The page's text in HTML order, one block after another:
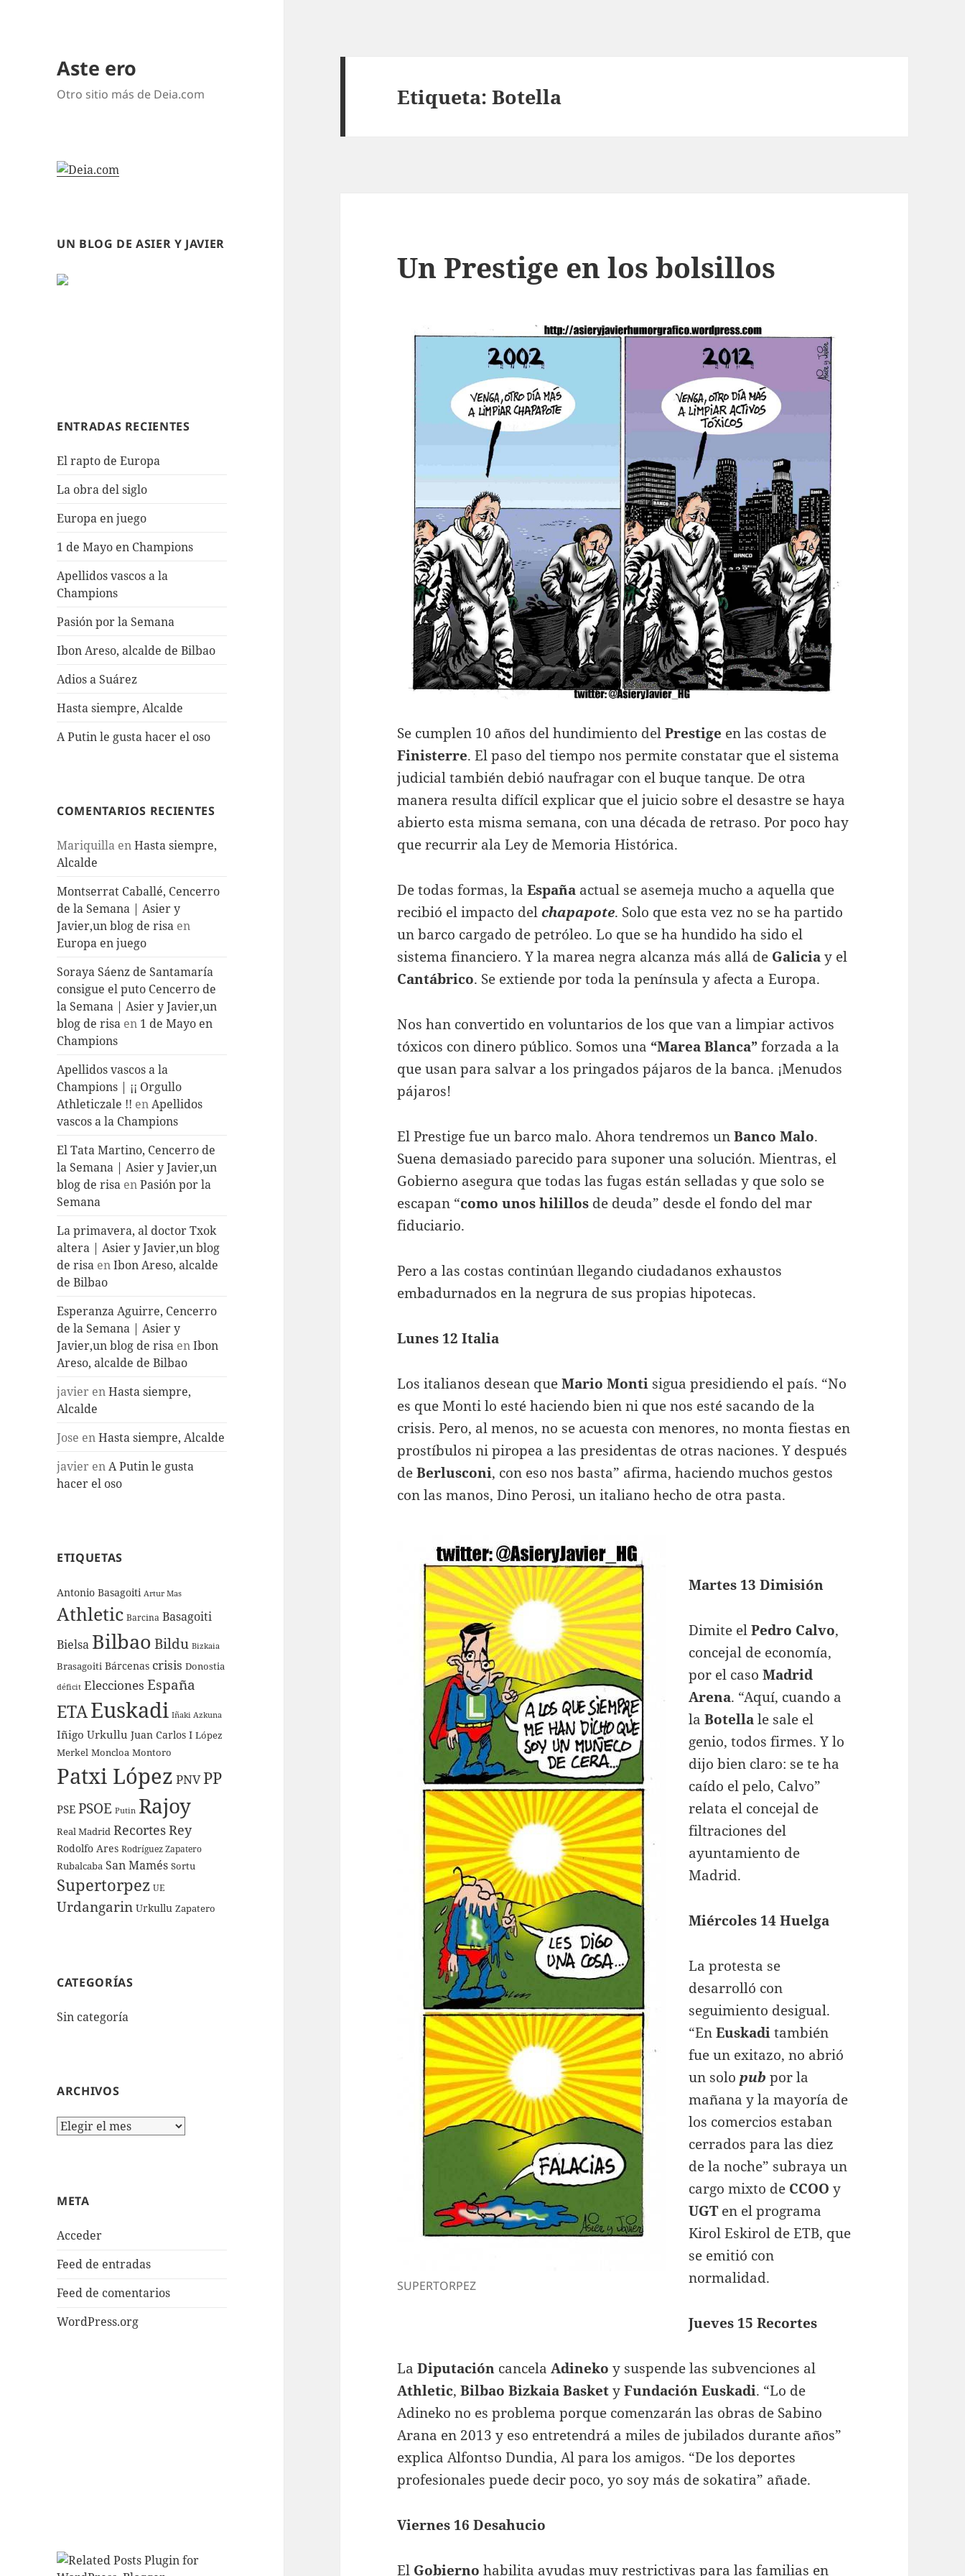
Aste ero
Otro sitio más de Deia.com
UN BLOG DE ASIER Y JAVIER
ENTRADAS RECIENTES
El rapto de Europa
La obra del siglo
Europa en juego
1 de Mayo en Champions
Apellidos vascos a la
Champions
Pasión por la Semana
Ibon Areso, alcalde de Bilbao
Adios a Suárez
Hasta siempre, Alcalde
A Putin le gusta hacer el oso
COMENTARIOS RECIENTES
Mariquilla enHasta siempre,
Alcalde
Montserrat Caballé, Cencerro
de la Semana | Asier y
Javier,un blog de risa en
Europa en juego
Soraya Sáenz de Santamaría
consigue el puto Cencerro de
la Semana | Asier y Javier,un
blog de risa en 1 de Mayo en
Champions
Apellidos vascos a la
Champions | ¡¡ Orgullo
Athleticzale !! enApellidos
vascos a la Champions
El Tata Martino, Cencerro de
la Semana | Asier y Javier,un
blog de risa enPasión por la
Semana
La primavera, al doctor Txok
altera | Asier y Javier,un blog
de risa enIbon Areso, alcalde
de Bilbao
Esperanza Aguirre, Cencerro
de la Semana | Asier y
Javier,un blog de risa enIbon
Areso, alcalde de Bilbao
javier enHasta siempre,
Alcalde
Jose enHasta siempre, Alcalde
javier enA Putin le gusta
hacer el oso
ETIQUETAS
Antonio Basagoiti Artur Mas
Athletic Barcina Basagoiti
Bielsa Bilbao Bildu Bizkaia
Brasagoiti Bárcenas crisis Donostia
déficit Elecciones España
ETAEuskadi Iñaki Azkuna
Iñigo Urkullu Juan Carlos I López
Merkel Moncloa Montoro
Patxi López PNVPP
PSE PSOE Putin Rajoy
Real Madrid RecortesRey
Rodolfo Ares Rodríguez Zapatero
Rubalcaba San Mamés Sortu
Supertorpez UE
Urdangarin Urkullu Zapatero
CATEGORÍAS
Sin categoría
ARCHIVOS
Archivos
META
Acceder
Feed de entradas
Feed de comentarios
WordPress.org
Etiqueta:Botella
Un Prestige en los bolsillos
Se cumplen 10 años del hundimiento delPrestige en las costas de
Finisterre. El paso del tiempo nos permite constatar que el sistema
judicial también debió naufragar con el buque tanque. De otra
manera resulta difícil explicar que el juicio sobre el desastre se haya
abierto esta misma semana, con una década de retraso. Por poco hay
que recurrir ala Ley de Memoria Histórica.
De todas formas, laEspaña actual se asemeja mucho a aquella que
recibió el impacto delchapapote. Solo que esta vez no se ha partido
un barco cargado de petróleo. Lo que se ha hundido ha sido el
sistema financiero. Y la marea negra alcanza más allá de Galiciay el
Cantábrico. Se extiende por toda la península y afecta a Europa.
Nos han convertido en voluntarios de los que van a limpiar activos
tóxicos con dinero público. Somos una “Marea Blanca”forzada a la
que usan para salvar a los pringados pájaros de la banca. ¡Menudos
pájaros!
El Prestige fue un barco malo. Ahora tendremos unBanco Malo.
Suena demasiado parecido para suponer una solución. Mientras, el
Gobierno asegura que todas las fugas están selladas y que solo se
escapan “como unos hilillos de deuda” desde el fondo del mar
fiduciario.
Pero a las costas continúan llegando ciudadanos exhaustos
embadurnados en la negrura de sus propias hipotecas.
Lunes 12 Italia
Los italianos desean queMario Monti sigua presidiendo el país. “No
es que Monti lo esté haciendo bien ni que nos esté sacando de la
crisis. Pero, al menos, no se acuesta con menores, no monta fiestas en
prostíbulos ni piropea a las presidentas de otras naciones. Y después
deBerlusconi, con eso nos basta” afirma, haciendo muchos gestos
con las manos, Dino Perosi, un italiano hecho de otra pasta.
SUPERTORPEZ
Martes 13 Dimisión
Dimite elPedro Calvo,
concejal de economía,
por el casoMadrid
Arena. “Aquí, cuando a
laBotellale sale el
genio, todos firmes. Y lo
dijo bien claro: se te ha
caído el pelo, Calvo”
relata el concejal de
filtraciones del
ayuntamiento de
Madrid.
Miércoles 14 Huelga
La protesta se
desarrolló con
seguimiento desigual.
“EnEuskaditambién
fue un exitazo, no abrió
un solopub por la
mañana y la mayoría de
los comercios estaban
cerrados para las diez
de la noche” subraya un
cargo mixto de CCOO y
UGTen el programa
Kirol Eskirol de ETB, que
se emitió con
normalidad.
Jueves 15 Recortes
LaDiputación cancelaAdinekoy suspende las subvenciones al
Athletic,Bilbao Bizkaia BasketyFundación Euskadi. “Lo de
Adineko no es problema porque comenzarán las obras de Sabino
Arana en 2013 y eso entretendrá a miles de jubilados durante años”
explica Alfontso Dundia, Al para los amigos. “De los deportes
profesionales puede decir poco, yo soy más de sokatira” añade.
Viernes 16 Desahucio
El Gobierno habilita ayudas muy restrictivas para las familias en